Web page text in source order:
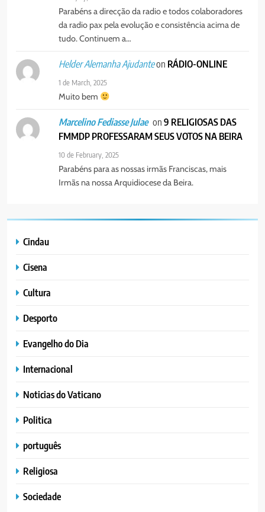
SURGIRAM RESISTÊNCIAS PELO
CAMINHO
PAX NOTICIAS EDIÇÃO 28 DE
JUNHO DE 2026
PORTUGUÊS
Parabéns a direcção da radio e todos colaboradores
da radio pax pela evolução e consistência acima de
tudo. Continuem a…
Helder Alemanha Ajudanteon RÁDIO-ONLINE
1 de March, 2025
Muito bem
Marcelino Fediasse Julae on9 RELIGIOSAS DAS
FMMDP PROFESSARAM SEUS VOTOS NA BEIRA
10 de February, 2025
Parabéns para as nossas irmãs Franciscas, mais
Irmãs na nossa Arquidiocese da Beira.
Cindau
Cisena
Cultura
Desporto
Evangelho do Dia
Internacional
Noticias do Vaticano
Politica
português
Religiosa
Sociedade